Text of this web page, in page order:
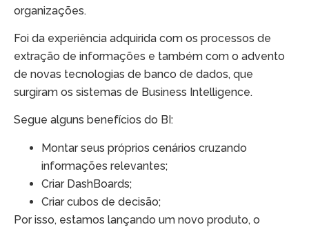
organizações.
Foi da experiência adquirida com os processos de
extração de informações e também com o advento
de novas tecnologias de banco de dados, que
surgiram os sistemas de Business Intelligence.
Segue alguns benefícios do BI:
Montar seus próprios cenários cruzando
informações relevantes;
Criar DashBoards;
Criar cubos de decisão;
Por isso, estamos lançando um novo produto, o